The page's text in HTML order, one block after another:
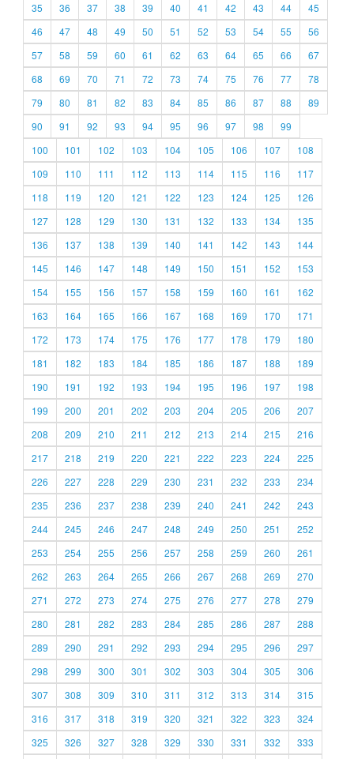
35
36 37 38 39 40 41 42 43 44
45
46
47 48 49 50 51 52 53 54 55
56
57
58 59 60 61 62 63 64 65 66
67
68
69 70 71 72 73 74 75 76 77
78
79
80 81 82 83 84 85 86 87 88
89
90
91 92 93 94 95 96 97 98
99
100
101 102 103 104 105 106 107
108
109
110 111 112 113 114 115 116
117
118
119 120 121 122 123 124 125
126
127
128 129 130 131 132 133 134
135
136
137 138 139 140 141 142 143
144
145
146 147 148 149 150 151 152
153
154
155 156 157 158 159 160 161
162
163
164 165 166 167 168 169 170
171
172
173 174 175 176 177 178 179
180
181
182 183 184 185 186 187 188
189
190
191 192 193 194 195 196 197
198
199
200 201 202 203 204 205 206
207
208
209 210 211 212 213 214 215
216
217
218 219 220 221 222 223 224
225
226
227 228 229 230 231 232 233
234
235
236 237 238 239 240 241 242
243
244
245 246 247 248 249 250 251
252
253
254 255 256 257 258 259 260
261
262
263 264 265 266 267 268 269
270
271
272 273 274 275 276 277 278
279
280
281 282 283 284 285 286 287
288
289
290 291 292 293 294 295 296
297
298
299 300 301 302 303 304 305
306
307
308 309 310 311 312 313 314
315
316
317 318 319 320 321 322 323
324
325
326 327 328 329 330 331 332 333